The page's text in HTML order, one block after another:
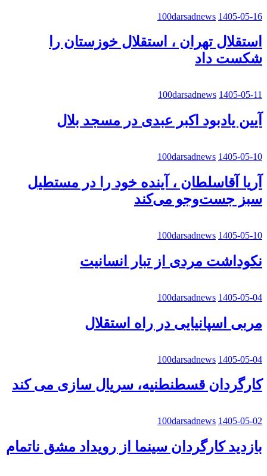
100darsadnews 1405-05-16
استقلال تهران ، استقلال خوزستان را
شکست داد
100darsadnews 1405-05-11
آیین یادبود اکبر عبدی در مسجد بلال
100darsadnews 1405-05-10
آریا آقاسلطان ، آینده خود را در مستطیل
سبز جست‌وجو می‌کند
100darsadnews 1405-05-10
نکوداشت مردی از تبار انسانیت
100darsadnews 1405-05-04
مربی اسپانیایی در راه استقلال
100darsadnews 1405-05-04
کارگردان قسطنطنیه، سریال سازی می کند
100darsadnews 1405-05-02
بازدید کارگردان سینما از رویداد مشق ناتمام